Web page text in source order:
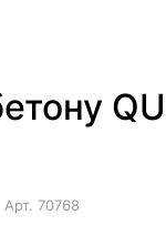
Арт. 70768